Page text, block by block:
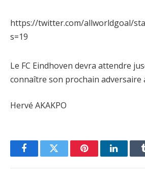
https://twitter.com/allworldgoal/
s=19
Le FC Eindhoven devra attendre
connaître son prochain adversaire
Hervé AKAKPO
FacebookTwitter Pinterest